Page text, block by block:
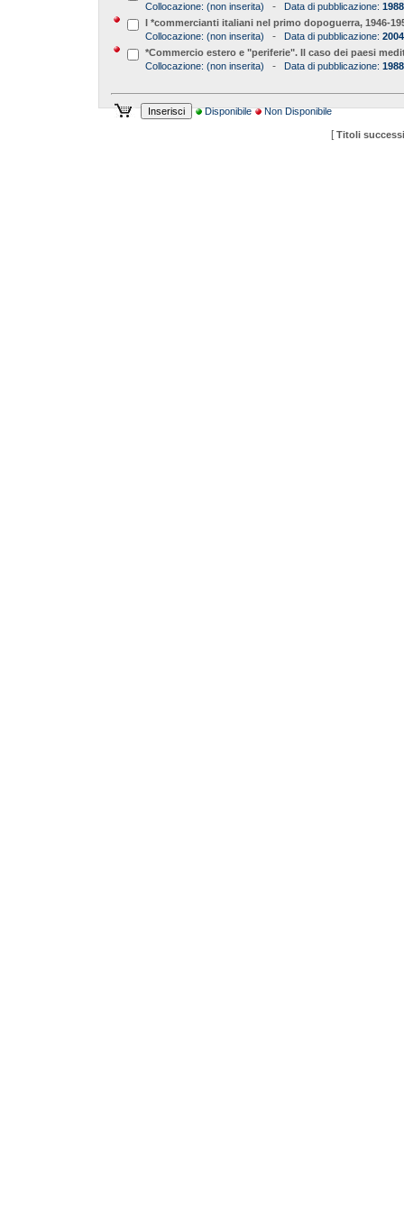
Collocazione: (non inserita) - Data di pubblicazione: 1988
I *commercianti italiani nel primo dopoguerra, 1946-
Collocazione: (non inserita) - Data di pubblicazione: 2004
*Commercio estero e "periferie". Il caso dei paesi
Collocazione: (non inserita) - Data di pubblicazione: 1988
Disponibile Non Disponibile
[Titoli